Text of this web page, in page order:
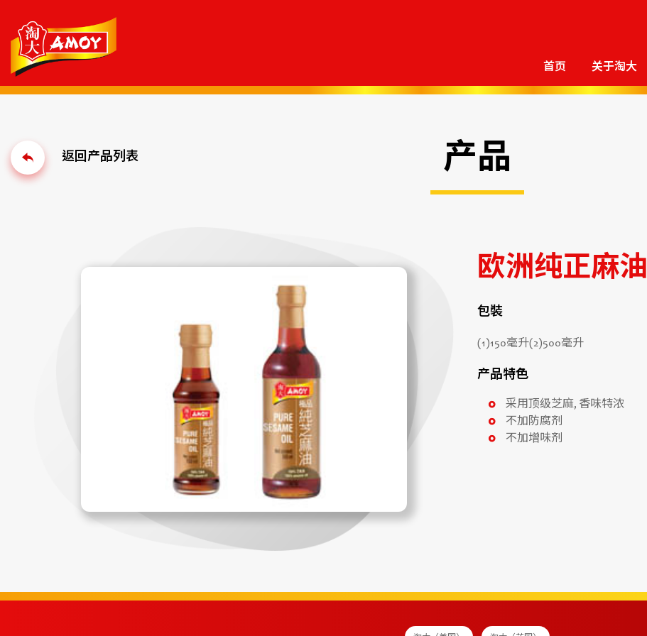
首页 关于淘大
产品
欧洲纯正麻油
包裝
(1)150毫升(2)500毫升
产品特色
采用顶级芝麻, 香味特浓
不加防腐剂
不加增味剂